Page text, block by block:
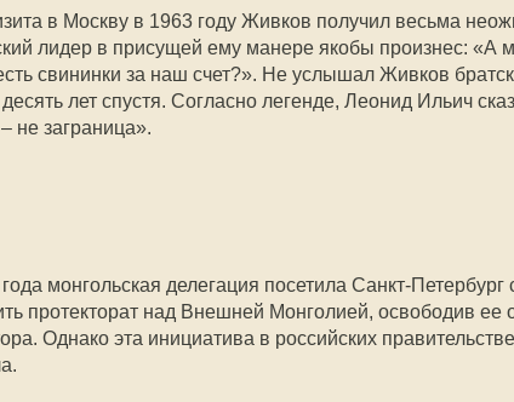
в Москву в 1963 году Живков получил весьма
лидер в присущей ему манере якобы произнес: «А
свининки за наш счет?». Не услышал Живков
лет спустя. Согласно легенде, Леонид Ильич
не заграница».
монгольская делегация посетила Санкт-
протекторат над Внешней Монголией, освободив ее
Однако эта инициатива в российских